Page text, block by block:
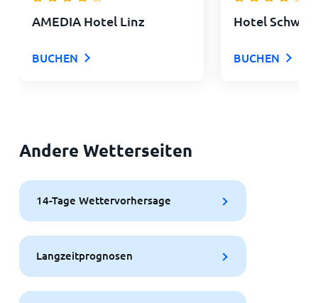
AMEDIA Hotel Linz
BUCHEN
Hotel
BUCHEN
Andere Wetterseiten
14-Tage Wettervorhersage
Langzeitprognosen